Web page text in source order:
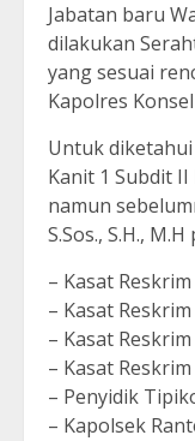
Jabatan baru
dilakukan
yang sesuai
Kapolres
Untuk
Kanit 1 Subdit
namun
S.Sos., S.H.,
– Kasat
– ⁠Kasat
– ⁠Kasat
– ⁠Kasat
– ⁠Penyidik
– ⁠Kapolsek